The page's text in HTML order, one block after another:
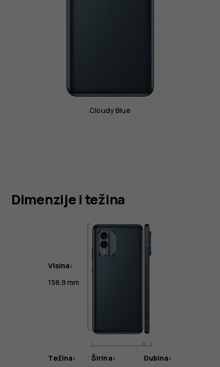
Cloudy Blue
Dimenzije i težina
Visina:
158,9 mm
Težina:
Širina:
Dubina: